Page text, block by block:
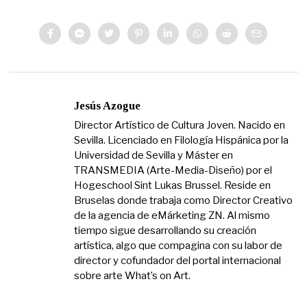
Jesús Azogue
Director Artístico de Cultura Joven. Nacido en
Sevilla. Licenciado en Filología Hispánica por la
Universidad de Sevilla y Máster en
TRANSMEDIA (Arte-Media-Diseño) por el
Hogeschool Sint Lukas Brussel. Reside en
Bruselas donde trabaja como Director Creativo
de la agencia de eMárketing ZN. Al mismo
tiempo sigue desarrollando su creación
artística, algo que compagina con su labor de
director y cofundador del portal internacional
sobre arte What’s on Art.